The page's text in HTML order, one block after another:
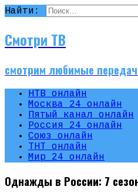
Найти:
Смотри ТВ
смотрим любимые
НТВ онлайн
Москва 24 онлайн
Пятый канал онлайн
Россия 24 онлайн
Союз онлайн
ТНТ онлайн
Мир 24 онлайн
Однажды в России: 7